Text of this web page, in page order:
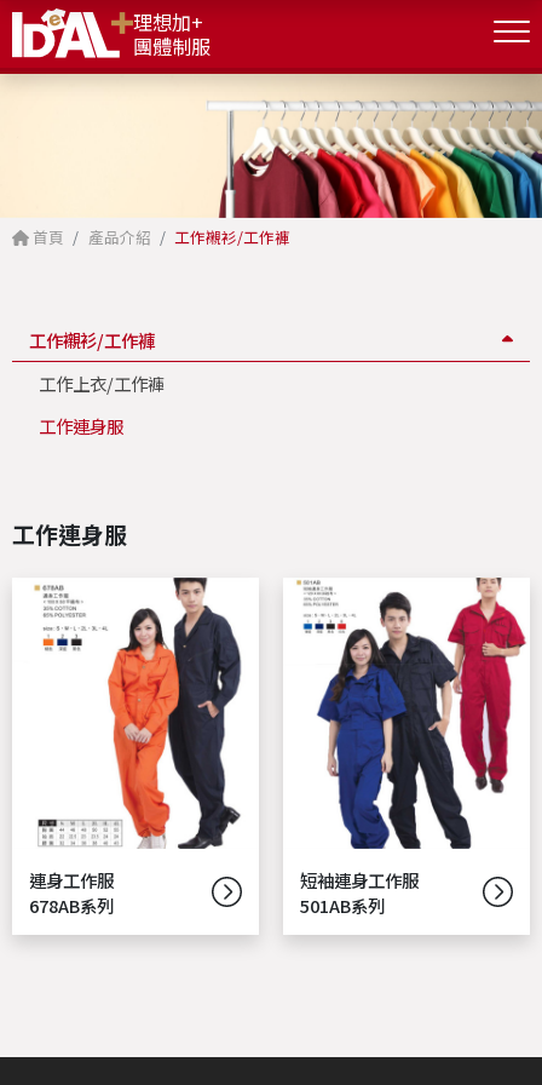
理想加+
團體制服
首頁 產品介紹 工作襯衫/工作褲
工作襯衫/工作褲
工作上衣/工作褲
工作連身服
工作連身服
連身工作服
678AB系列
短袖連身工作服
501AB系列